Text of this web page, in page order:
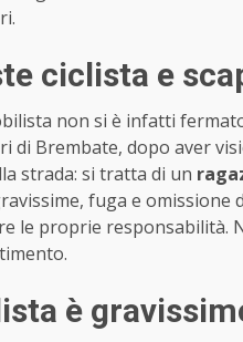
ciclista e
non si è infatti
di Brembate, dopo aver
strada: si tratta di un
fuga e omissione
le proprie responsabilità.
è